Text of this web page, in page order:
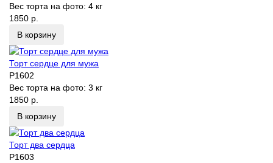
Вес торта на фото: 4 кг
1850 р.
В корзину
Торт сердце для мужа
P1602
Вес торта на фото: 3 кг
1850 р.
В корзину
Торт два сердца
P1603